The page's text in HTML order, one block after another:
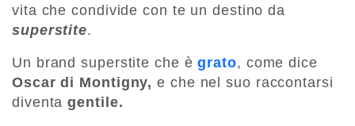
vita che condivide con te un destino da
superstite.
Un brand superstite che ègrato, come dice
Oscar di Montigny, e che nel suo raccontarsi
diventagentile.